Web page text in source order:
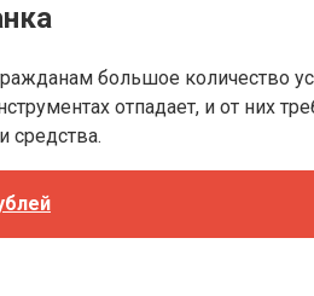
большое количество
отпадает, и от них
средства.